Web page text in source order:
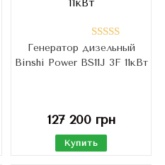
Оценка
5.00из 5
Генератор дизельный
Binshi Power BS11J 3F 11кВт
127 200грн
Купить